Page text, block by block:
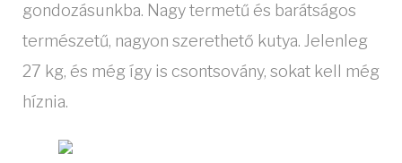
gondozásunkba. Nagy termetű és barátságos
természetű, nagyon szerethető kutya. Jelenleg
27 kg, és még így is csontsovány, sokat kell még
híznia.